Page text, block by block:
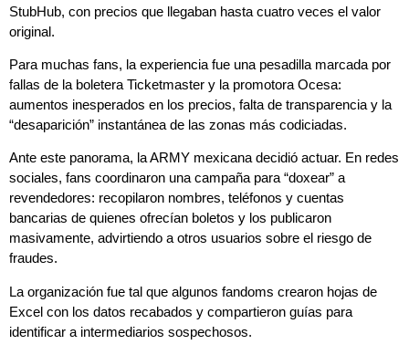
StubHub, con precios que llegaban hasta cuatro veces el valor
original.
Para muchas fans, la experiencia fue una pesadilla marcada por
fallas de la boletera Ticketmaster y la promotora Ocesa:
aumentos inesperados en los precios, falta de transparencia y la
“desaparición” instantánea de las zonas más codiciadas.
Ante este panorama, la ARMY mexicana decidió actuar. En redes
sociales, fans coordinaron una campaña para “doxear” a
revendedores: recopilaron nombres, teléfonos y cuentas
bancarias de quienes ofrecían boletos y los publicaron
masivamente, advirtiendo a otros usuarios sobre el riesgo de
fraudes.
La organización fue tal que algunos fandoms crearon hojas de
Excel con los datos recabados y compartieron guías para
identificar a intermediarios sospechosos.